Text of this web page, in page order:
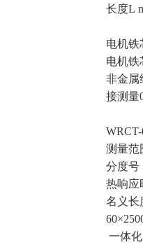
长度L
电机铁
电机铁
非金属
接测量
测量范
分度号
热响应
名义长
一体